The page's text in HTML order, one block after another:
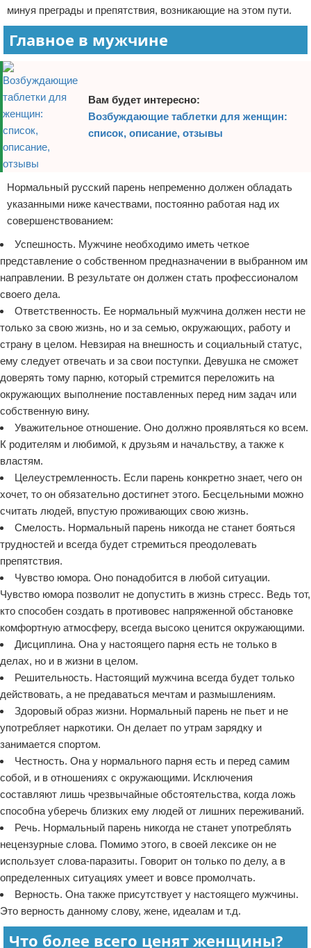
минуя преграды и препятствия, возникающие на этом пути.
Главное в мужчине
Вам будет интересно:
Возбуждающие таблетки для женщин:
список, описание, отзывы
Нормальный русский парень непременно должен обладать
указанными ниже качествами, постоянно работая над их
совершенствованием:
Успешность. Мужчине необходимо иметь четкое
представление о собственном предназначении в выбранном им
направлении. В результате он должен стать профессионалом
своего дела.
Ответственность. Ее нормальный мужчина должен нести не
только за свою жизнь, но и за семью, окружающих, работу и
страну в целом. Невзирая на внешность и социальный статус,
ему следует отвечать и за свои поступки. Девушка не сможет
доверять тому парню, который стремится переложить на
окружающих выполнение поставленных перед ним задач или
собственную вину.
Уважительное отношение. Оно должно проявляться ко всем.
К родителям и любимой, к друзьям и начальству, а также к
властям.
Целеустремленность. Если парень конкретно знает, чего он
хочет, то он обязательно достигнет этого. Бесцельными можно
считать людей, впустую проживающих свою жизнь.
Смелость. Нормальный парень никогда не станет бояться
трудностей и всегда будет стремиться преодолевать
препятствия.
Чувство юмора. Оно понадобится в любой ситуации.
Чувство юмора позволит не допустить в жизнь стресс. Ведь тот,
кто способен создать в противовес напряженной обстановке
комфортную атмосферу, всегда высоко ценится окружающими.
Дисциплина. Она у настоящего парня есть не только в
делах, но и в жизни в целом.
Решительность. Настоящий мужчина всегда будет только
действовать, а не предаваться мечтам и размышлениям.
Здоровый образ жизни. Нормальный парень не пьет и не
употребляет наркотики. Он делает по утрам зарядку и
занимается спортом.
Честность. Она у нормального парня есть и перед самим
собой, и в отношениях с окружающими. Исключения
составляют лишь чрезвычайные обстоятельства, когда ложь
способна уберечь близких ему людей от лишних переживаний.
Речь. Нормальный парень никогда не станет употреблять
нецензурные слова. Помимо этого, в своей лексике он не
использует слова-паразиты. Говорит он только по делу, а в
определенных ситуациях умеет и вовсе промолчать.
Верность. Она также присутствует у настоящего мужчины.
Это верность данному слову, жене, идеалам и т.д.
Что более всего ценят женщины?